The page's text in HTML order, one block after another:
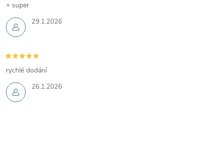
29.1.2026
+ super
26.1.2026
rychlé dodání